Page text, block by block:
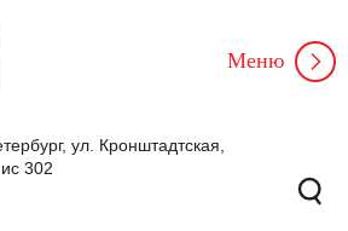
ул. Кронштадтская,
302
Меню